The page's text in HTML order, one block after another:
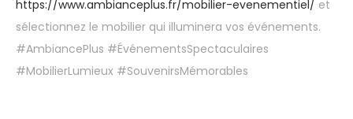
https://www.ambianceplus.fr/mobilier-evenementiel/ et
sélectionnez le mobilier qui illuminera vos événements.
#AmbiancePlus #ÉvénementsSpectaculaires
#MobilierLumieux #SouvenirsMémorables